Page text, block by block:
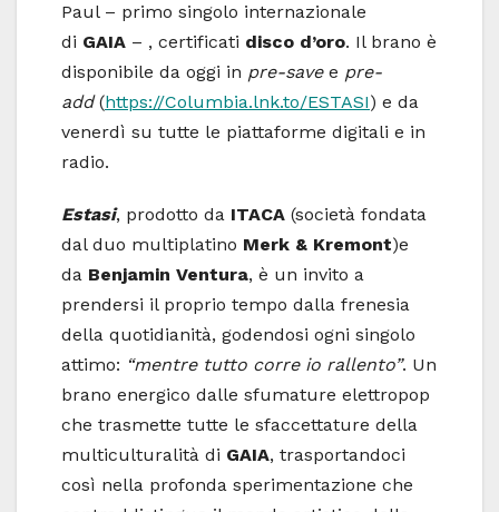
Paul – primo singolo internazionale
di GAIA – , certificati disco d’oro. Il brano è
disponibile da oggi in pre-save e pre-
add(https://Columbia.lnk.to/ESTASI) e da
venerdì su tutte le piattaforme digitali e in
radio.
Estasi, prodotto da ITACA (società fondata
dal duo multiplatino Merk & Kremont)e
da Benjamin Ventura, è un invito a
prendersi il proprio tempo dalla frenesia
della quotidianità, godendosi ogni singolo
attimo: “mentre tutto corre io rallento”. Un
brano energico dalle sfumature elettropop
che trasmette tutte le sfaccettature della
multiculturalità di GAIA, trasportandoci
così nella profonda sperimentazione che